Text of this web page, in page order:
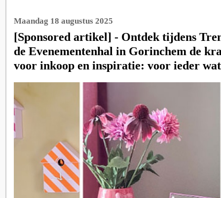
Maandag 18 augustus 2025
[Sponsored artikel] - Ontdek tijdens
de Evenementenhal in Gorinchem de
voor inkoop en inspiratie: voor ieder